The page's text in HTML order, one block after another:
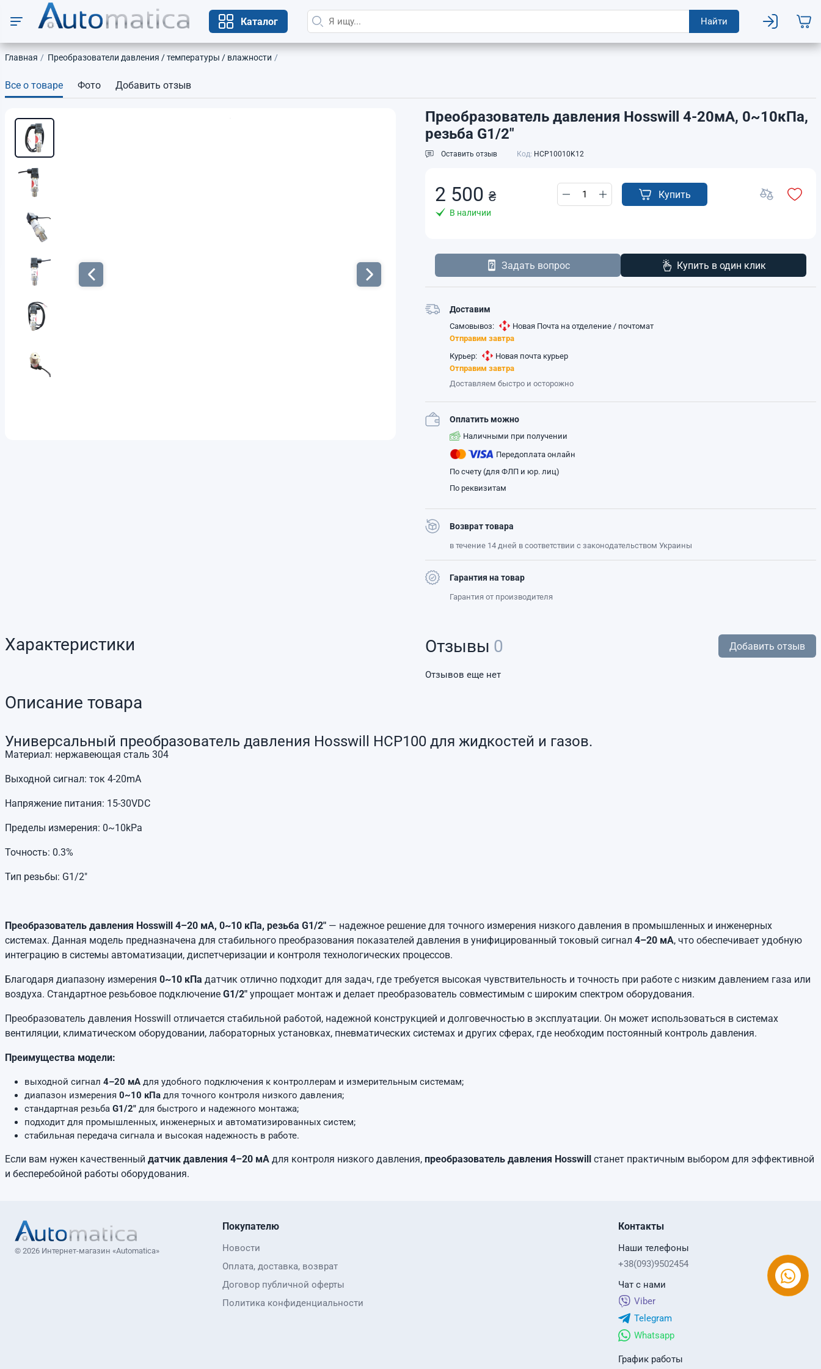
Каталог Найти
Главная Преобразователи давления / температуры / влажности
Все о товаре Фото Добавить отзыв
Преобразователь давления Hosswill 4-20мА, 0~10кПа,
резьба G1/2"
Оставить отзыв Код: HCP10010K12
2 500 ₴
В наличии
Купить
Задать вопрос Купить в один клик
Доставим
Самовывоз:
Новая Почта на отделение / почтомат
Отправим завтра
Курьер:
Новая почта курьер
Отправим завтра
Доставляем быстро и осторожно
Оплатить можно
Наличными при получении
Передоплата онлайн
По счету (для ФЛП и юр. лиц)
По реквизитам
Возврат товара
в течение 14 дней в соответствии с законодательством Украины
Гарантия на товар
Гарантия от производителя
Характеристики Отзывы 0 Добавить отзыв
Отзывов еще нет
Описание товара
Универсальный преобразователь давления Hosswill HCP100 для жидкостей и газов.
Материал: нержавеющая сталь 304
Выходной сигнал: ток 4-20mA
Напряжение питания: 15-30VDC
Пределы измерения: 0~10kPa
Точность: 0.3%
Тип резьбы: G1/2"
Преобразователь давления Hosswill 4–20 мА, 0~10 кПа, резьба G1/2" — надежное решение для точного измерения низкого давления в промышленных и инженерных
системах. Данная модель предназначена для стабильного преобразования показателей давления в унифицированный токовый сигнал 4–20 мА, что обеспечивает удобную
интеграцию в системы автоматизации, диспетчеризации и контроля технологических процессов.
Благодаря диапазону измерения 0~10 кПа датчик отлично подходит для задач, где требуется высокая чувствительность и точность при работе с низким давлением газа или
воздуха. Стандартное резьбовое подключение G1/2" упрощает монтаж и делает преобразователь совместимым с широким спектром оборудования.
Преобразователь давления Hosswill отличается стабильной работой, надежной конструкцией и долговечностью в эксплуатации. Он может использоваться в системах
вентиляции, климатическом оборудовании, лабораторных установках, пневматических системах и других сферах, где необходим постоянный контроль давления.
Преимущества модели:
выходной сигнал 4–20 мА для удобного подключения к контроллерам и измерительным системам;
диапазон измерения 0~10 кПа для точного контроля низкого давления;
стандартная резьба G1/2" для быстрого и надежного монтажа;
подходит для промышленных, инженерных и автоматизированных систем;
стабильная передача сигнала и высокая надежность в работе.
Если вам нужен качественный датчик давления 4–20 мА для контроля низкого давления, преобразователь давления Hosswill станет практичным выбором для эффективной
и бесперебойной работы оборудования.
Покупателю
Новости
Оплата, доставка, возврат
Договор публичной оферты
Политика конфиденциальности
Контакты
Наши телефоны
+38(093)9502454
Чат с нами
Viber
Telegram
Whatsapp
График работы
© 2026 Интернет-магазин «Automatica»